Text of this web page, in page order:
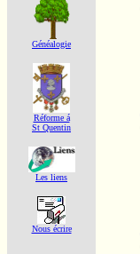
Généalogie
Réforme á
St Quentin
Les liens
Nous écrire